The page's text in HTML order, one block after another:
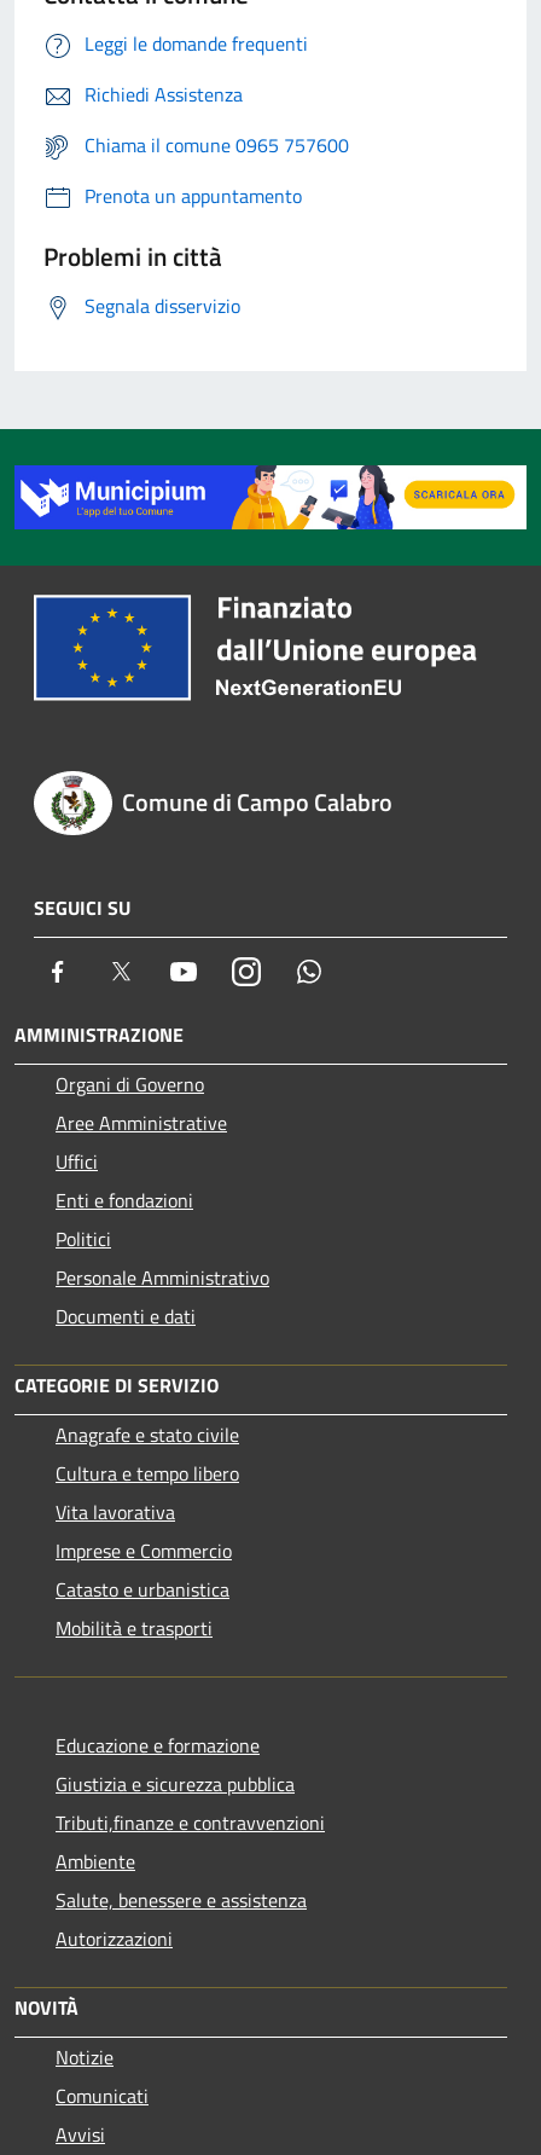
Leggi le domande frequenti
Richiedi Assistenza
Chiama il comune 0965 757600
Prenota un appuntamento
Problemi in città
Segnala disservizio
Comune di Campo Calabro
SEGUICI SU
Facebook Twitter YoutubeInstagram
AMMINISTRAZIONE
Organi di Governo
Aree Amministrative
Uffici
Enti e fondazioni
Politici
Personale Amministrativo
Documenti e dati
CATEGORIE DI SERVIZIO
Anagrafe e stato civile
Cultura e tempo libero
Vita lavorativa
Imprese e Commercio
Catasto e urbanistica
Mobilità e trasporti
Educazione e formazione
Giustizia e sicurezza pubblica
Tributi,finanze e contravvenzioni
Ambiente
Salute, benessere e assistenza
Autorizzazioni
NOVITÀ
Notizie
Comunicati
Avvisi